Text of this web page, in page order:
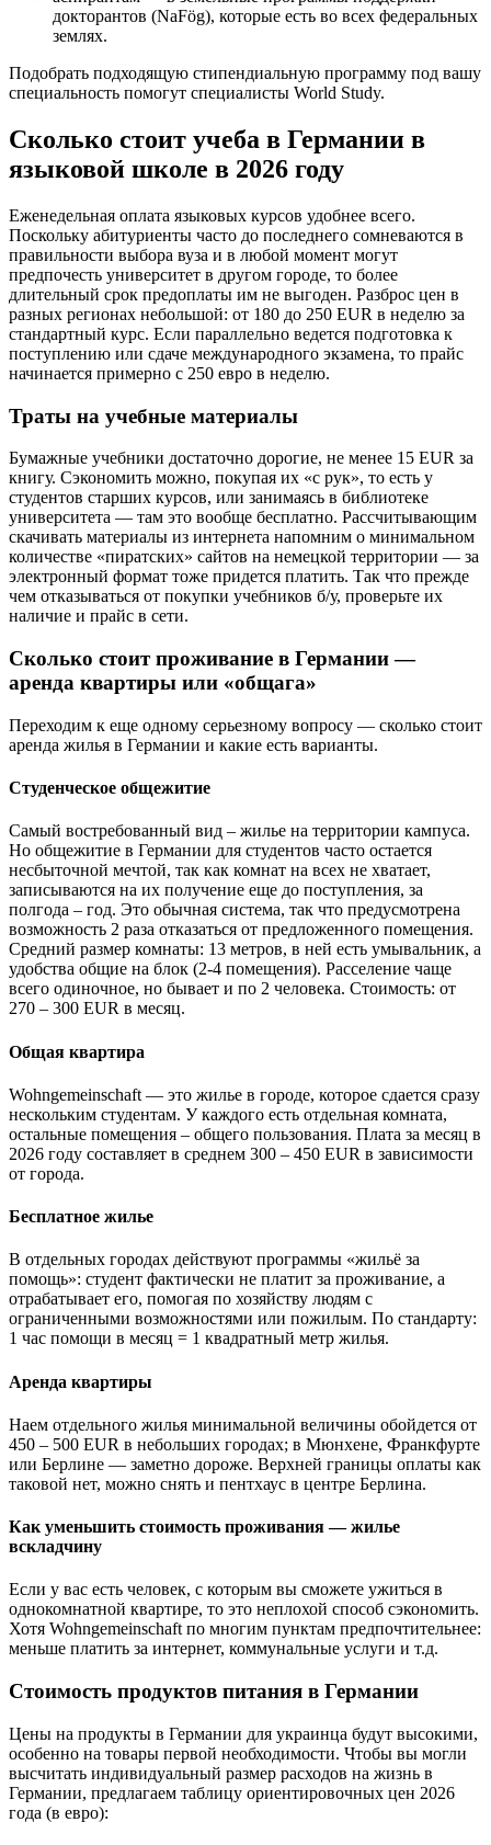
докторантов (NaFög), которые есть во всех федеральных
землях.
Подобрать подходящую стипендиальную программу под вашу
специальность помогут специалисты World Study.
Сколько стоит учеба в Германии в
языковой школе в 2026 году
Еженедельная оплата языковых курсов удобнее всего.
Поскольку абитуриенты часто до последнего сомневаются в
правильности выбора вуза и в любой момент могут
предпочесть университет в другом городе, то более
длительный срок предоплаты им не выгоден. Разброс цен в
разных регионах небольшой: от 180 до 250 EUR в неделю за
стандартный курс. Если параллельно ведется подготовка к
поступлению или сдаче международного экзамена, то прайс
начинается примерно с 250 евро в неделю.
Траты на учебные материалы
Бумажные учебники достаточно дорогие, не менее 15 EUR за
книгу. Сэкономить можно, покупая их «с рук», то есть у
студентов старших курсов, или занимаясь в библиотеке
университета — там это вообще бесплатно. Рассчитывающим
скачивать материалы из интернета напомним о минимальном
количестве «пиратских» сайтов на немецкой территории — за
электронный формат тоже придется платить. Так что прежде
чем отказываться от покупки учебников б/у, проверьте их
наличие и прайс в сети.
Сколько стоит проживание в Германии —
аренда квартиры или «общага»
Переходим к еще одному серьезному вопросу — сколько стоит
аренда жилья в Германии и какие есть варианты.
Студенческое общежитие
Самый востребованный вид – жилье на территории кампуса.
Но общежитие в Германии для студентов часто остается
несбыточной мечтой, так как комнат на всех не хватает,
записываются на их получение еще до поступления, за
полгода – год. Это обычная система, так что предусмотрена
возможность 2 раза отказаться от предложенного помещения.
Средний размер комнаты: 13 метров, в ней есть умывальник, а
удобства общие на блок (2-4 помещения). Расселение чаще
всего одиночное, но бывает и по 2 человека. Стоимость: от
270 – 300 EUR в месяц.
Общая квартира
Wohngemeinschaft — это жилье в городе, которое сдается сразу
нескольким студентам. У каждого есть отдельная комната,
остальные помещения – общего пользования. Плата за месяц в
2026 году составляет в среднем 300 – 450 EUR в зависимости
от города.
Бесплатное жилье
В отдельных городах действуют программы «жильё за
помощь»: студент фактически не платит за проживание, а
отрабатывает его, помогая по хозяйству людям с
ограниченными возможностями или пожилым. По стандарту:
1 час помощи в месяц = 1 квадратный метр жилья.
Аренда квартиры
Наем отдельного жилья минимальной величины обойдется от
450 – 500 EUR в небольших городах; в Мюнхене, Франкфурте
или Берлине — заметно дороже. Верхней границы оплаты как
таковой нет, можно снять и пентхаус в центре Берлина.
Как уменьшить стоимость проживания — жилье
вскладчину
Если у вас есть человек, с которым вы сможете ужиться в
однокомнатной квартире, то это неплохой способ сэкономить.
Хотя Wohngemeinschaft по многим пунктам предпочтительнее:
меньше платить за интернет, коммунальные услуги и т.д.
Стоимость продуктов питания в Германии
Цены на продукты в Германии для украинца будут высокими,
особенно на товары первой необходимости. Чтобы вы могли
высчитать индивидуальный размер расходов на жизнь в
Германии, предлагаем таблицу ориентировочных цен 2026
года (в евро):